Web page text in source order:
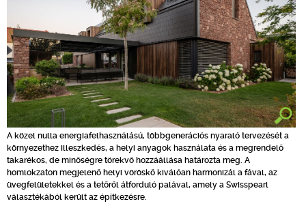
A közel nulla energiafelhasználású, többgenerációs nyaraló tervezését a
környezethez illeszkedés, a helyi anyagok használata és a megrendelő
takarékos, de minőségre törekvő hozzáállása határozta meg. A
homlokzaton megjelenő helyi vöröskő kiválóan harmonizál a fával, az
üvegfelületekkel és a tetőről átforduló palával, amely a Swisspearl
választékából került az építkezésre.